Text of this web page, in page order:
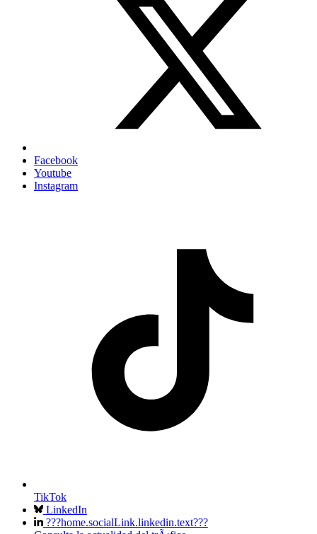
Facebook
Youtube
Instagram
TikTok
LinkedIn
???home.socialLink.linkedin.text???